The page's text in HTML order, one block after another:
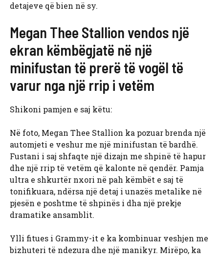
detajeve që bien në sy.
Megan Thee Stallion vendos një
ekran këmbëgjatë në një
minifustan të prerë të vogël të
varur nga një rrip i vetëm
Shikoni pamjen e saj këtu:
Në foto, Megan Thee Stallion ka pozuar brenda një
automjeti e veshur me një minifustan të bardhë.
Fustani i saj shfaqte një dizajn me shpinë të hapur
dhe një rrip të vetëm që kalonte në qendër. Pamja
ultra e shkurtër nxori në pah këmbët e saj të
tonifikuara, ndërsa një detaj i unazës metalike në
pjesën e poshtme të shpinës i dha një prekje
dramatike ansamblit.
Ylli fitues i Grammy-it e ka kombinuar veshjen me
bizhuteri të ndezura dhe një manikyr. Mirëpo, ka